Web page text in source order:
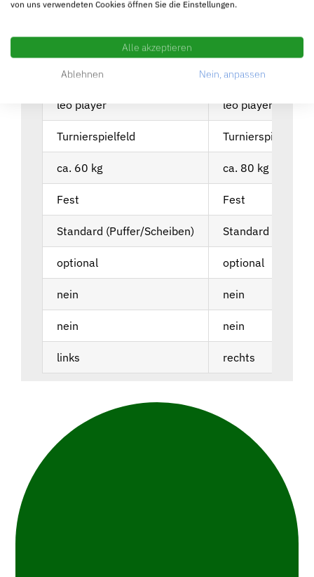
PROBE SPIELEN
home sport
PowerForce V2 PowerForce V2
leo player leo player
Turnierspielfeld Turnierspielfeld
ca. 60 kg ca. 80 kg
Fest Fest
Standard (Puffer/Scheiben) Standard (Puffer/
optional optional
nein nein
nein nein
links rechts
von uns verwendeten Cookies öffnen Sie die Einstellungen.
Alle akzeptieren
Ablehnen Nein, anpassen